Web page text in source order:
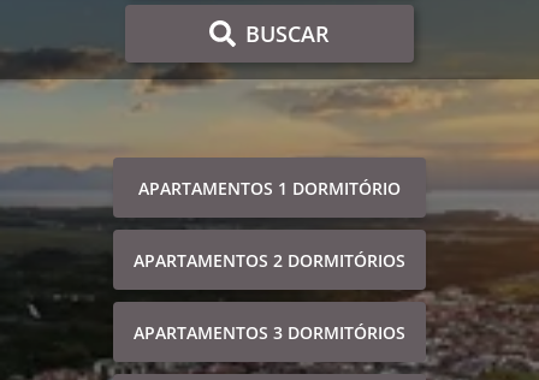
BUSCAR
APARTAMENTOS 1 DORMITÓRIO
APARTAMENTOS 2 DORMITÓRIOS
APARTAMENTOS 3 DORMITÓRIOS